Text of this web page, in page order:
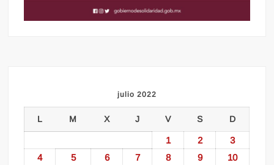
julio 2022
L M X J V S D
1 2
3
4
5 6 7 8 9
10